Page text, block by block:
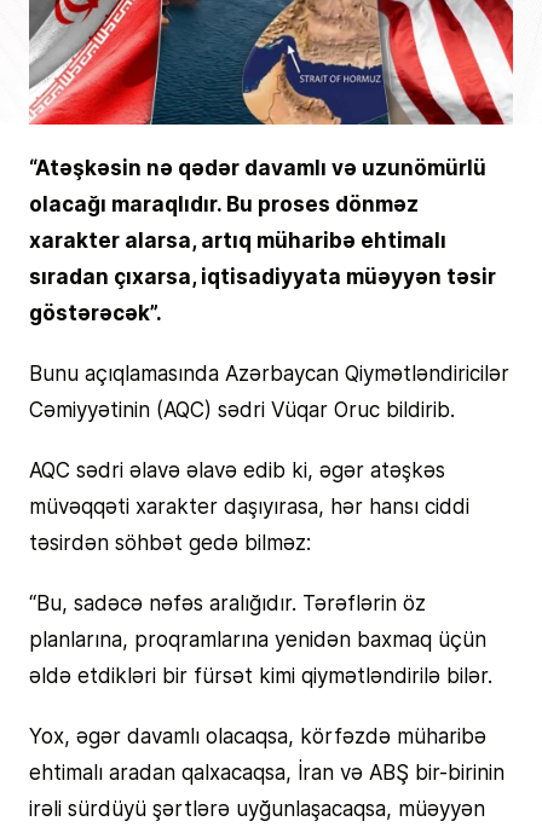
“Atəşkəsin nə qədər davamlı və uzunömürlü
olacağı maraqlıdır. Bu proses dönməz
xarakter alarsa, artıq müharibə ehtimalı
sıradan çıxarsa, iqtisadiyyata müəyyən təsir
göstərəcək”.
Bunu açıqlamasında Azərbaycan Qiymətləndiricilər
Cəmiyyətinin (AQC) sədri Vüqar Oruc bildirib.
AQC sədri əlavə əlavə edib ki, əgər atəşkəs
müvəqqəti xarakter daşıyırasa, hər hansı ciddi
təsirdən söhbət gedə bilməz:
“Bu, sadəcə nəfəs aralığıdır. Tərəflərin öz
planlarına, proqramlarına yenidən baxmaq üçün
əldə etdikləri bir fürsət kimi qiymətləndirilə bilər.
Yox, əgər davamlı olacaqsa, körfəzdə müharibə
ehtimalı aradan qalxacaqsa, İran və ABŞ bir-birinin
irəli sürdüyü şərtlərə uyğunlaşacaqsa, müəyyən